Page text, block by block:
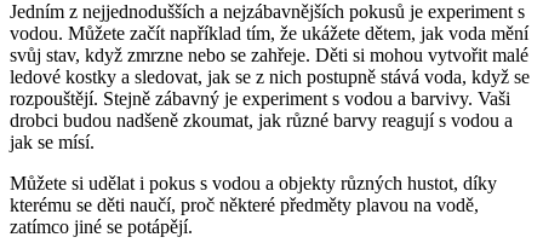
Jedním z nejjednodušších a nejzábavnějších pokusů je experiment s
vodou. Můžete začít například tím, že ukážete dětem, jak voda mění
svůj stav, když zmrzne nebo se zahřeje. Děti si mohou vytvořit malé
ledové kostky a sledovat, jak se z nich postupně stává voda, když se
rozpouštějí. Stejně zábavný je experiment s vodou a barvivy. Vaši
drobci budou nadšeně zkoumat, jak různé barvy reagují s vodou a
jak se mísí.
Můžete si udělat i pokus s vodou a objekty různých hustot, díky
kterému se děti naučí, proč některé předměty plavou na vodě,
zatímco jiné se potápějí.